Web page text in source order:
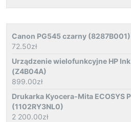
Canon PG545 czarny (8287B001)
72.50zł
Urządzenie wielofunkcyjne HP Ink
(Z4B04A)
899.00zł
Drukarka Kyocera-Mita ECOSYS
(1102RY3NL0)
2 200.00zł